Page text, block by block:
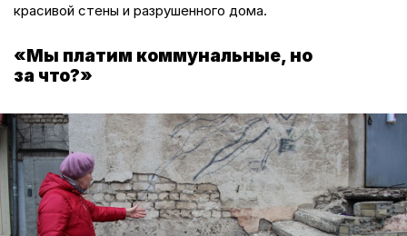
красивой стены и разрушенного дома.
«Мы платим коммунальные, но
за что?»